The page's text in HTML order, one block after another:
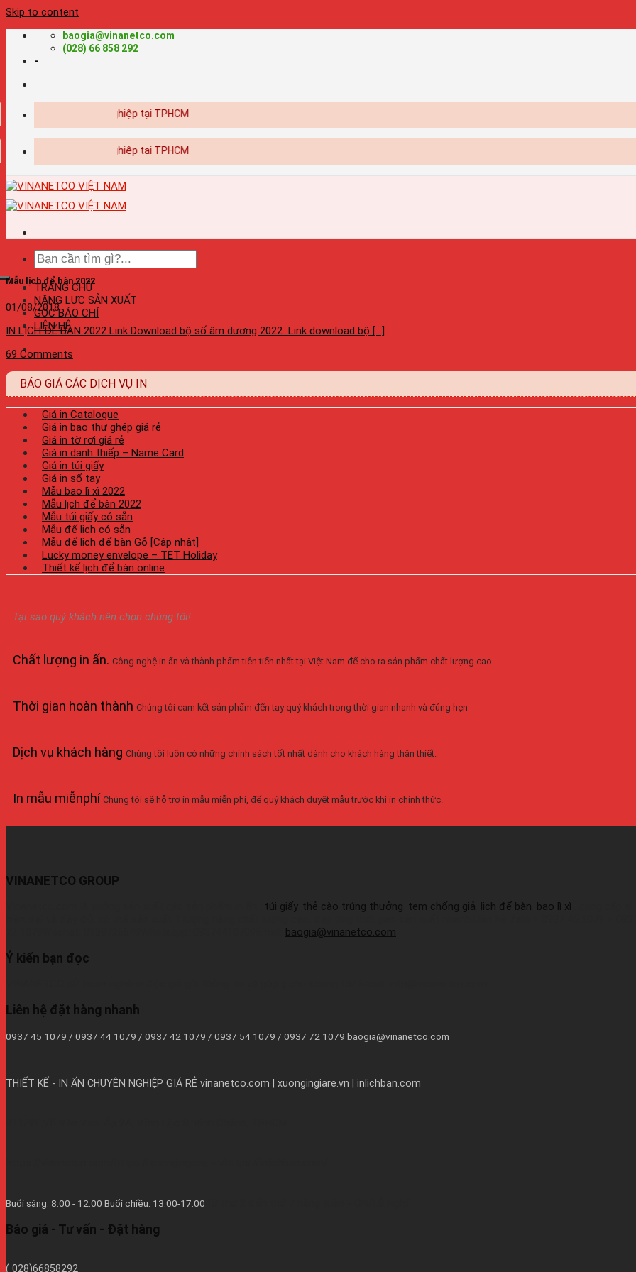
Skip to content
baogia@vinanetco.com
(028) 66 858 292
-
kế - in ấn chuyên nghiệp tại TPHCM
kế - in ấn chuyên nghiệp tại TPHCM
TRANG CHỦ
NĂNG LỰC SẢN XUẤT
GÓC BÁO CHÍ
LIÊN HỆ
Mẫu lịch để bàn 2022
01/08/2018
IN LỊCH ĐỂ BÀN 2022 Link Download bộ số âm dương 2022 Link download bộ [...]
69 Comments
BÁO GIÁ CÁC DỊCH VỤ IN
Giá in Catalogue
Giá in bao thư ghép giá rẻ
Giá in tờ rơi giá rẻ
Giá in danh thiếp – Name Card
Giá in túi giấy
Giá in sổ tay
Mẫu bao lì xì 2022
Mẫu lịch để bàn 2022
Mẫu túi giấy có sẵn
Mẫu đế lịch có sẵn
Mẫu đế lịch để bàn Gỗ [Cập nhật]
Lucky money envelope – TET Holiday
Thiết kế lịch để bàn online
Tại sao quý khách nên chọn chúng tôi!
Chất lượng in ấn. Công nghệ in ấn và thành phẩm tiên tiến nhất tại Việt Nam để cho ra sản phẩm chất lượng cao
Thời gian hoàn thành Chúng tôi cam kết sản phẩm đến tay quý khách trong thời gian nhanh và đúng hẹn
Dịch vụ khách hàng Chúng tôi luôn có những chính sách tốt nhất dành cho khách hàng thân thiết.
In mẫu miễnphí Chúng tôi sẽ hỗ trợ in mẫu miễn phí, để quý khách duyệt mẫu trước khi in chính thức.
VINANETCO GROUP
túi giấy, thẻ cào trúng thưởng tem chống giả lịch để bàn bao lì xì
baogia@vinanetco.com
Ý kiến bạn đọc
Liên hệ đặt hàng nhanh
0937 45 1079 / 0937 44 1079 / 0937 42 1079 / 0937 54 1079 / 0937 72 1079 baogia@vinanetco.com
THIẾT KẾ - IN ẤN CHUYÊN NGHIỆP GIÁ RẺ vinanetco.com | xuongingiare.vn | inlichban.com
Buổi sáng: 8:00 - 12:00 Buổi chiều: 13:00-17:00
Báo giá - Tư vấn - Đặt hàng
( 028)66858292